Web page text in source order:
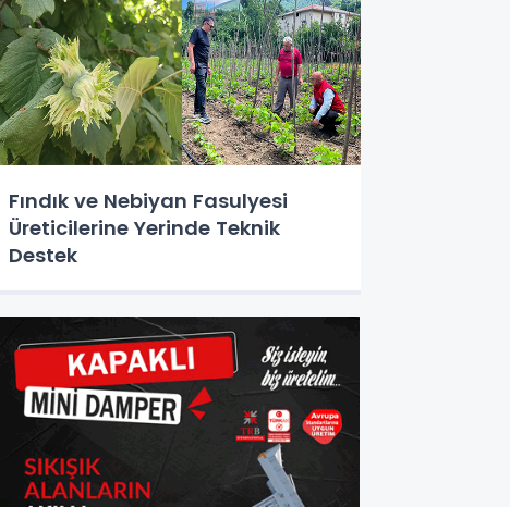
Fındık ve Nebiyan Fasulyesi
Üreticilerine Yerinde Teknik
Destek